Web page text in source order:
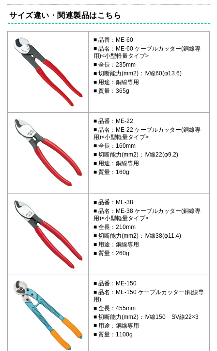
サイズ違い・関連製品はこちら
品番：ME-60
品名：ME-60 ケーブルカッター(銅線専
用)<小型軽量タイプ>
全長：235mm
切断能力(mm2)：IV線60(φ13.6)
用途：銅線専用
質量：365g
品番：ME-22
品名：ME-22 ケーブルカッター(銅線専
用)<小型軽量タイプ>
全長：160mm
切断能力(mm2)：IV線22(φ9.2)
用途：銅線専用
質量：160g
品番：ME-38
品名：ME-38 ケーブルカッター(銅線専
用)<小型軽量タイプ>
全長：210mm
切断能力(mm2)：IV線38(φ11.4)
用途：銅線専用
質量：260g
品番：ME-150
品名：ME-150 ケーブルカッター(銅線専
用)
全長：455mm
切断能力(mm2)：IV線150 SV線22×3
用途：銅線専用
質量：1100g